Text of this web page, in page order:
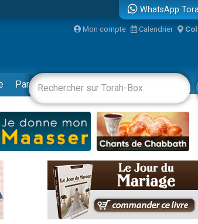
WhatsApp
Mon compte Calendrier
Paracha Divertissements Livres